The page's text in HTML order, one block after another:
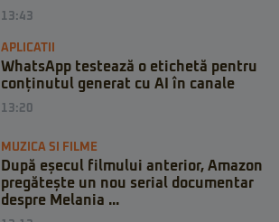
13:43
APLICATII
WhatsApp testează o etichetă pentru
conținutul generat cu AI în canale
13:20
MUZICA SI FILME
După eșecul filmului anterior, Amazon
pregătește un nou serial documentar
despre Melania ...